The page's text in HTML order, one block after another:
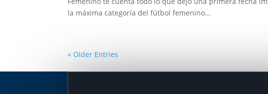
la máxima categoría del fútbol femenino...
« Older Entries